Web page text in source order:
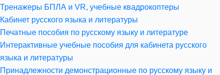
Тренажеры БПЛА и VR, учебные квадрокоптеры
Кабинет русского языка и литературы
Печатные пособия по русскому языку и литературе
Интерактивные учебные пособия для кабинета русского
языка и литературы
Принадлежности демонстрационные по русскому языку и